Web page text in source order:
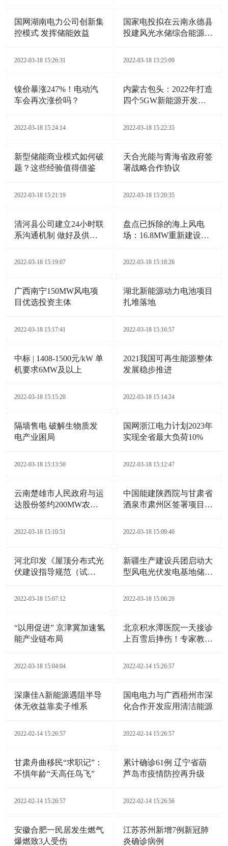
国网湖南电力公司创新集
控模式 发挥储能效益
2022-03-18 15:26:31
国家电投拟在云南永德县
投建风光水储综合能源电
2022-03-18 15:25:09
镍价暴涨247%！电动汽
车会再次涨价吗？
2022-03-18 15:24:14
内蒙古包头：2022年打造
四个5GW新能源开发基
2022-03-18 15:22:35
新型储能商业模式如何破
题？这些经验值得借鉴
2022-03-18 15:21:19
天合光能与青海省政府签
署战略合作协议
2022-03-18 15:20:35
清河县公司建立24小时联
系沟通机制 做好及供电
2022-03-18 15:19:07
盘点已拆除的海上风电
场：16.8MW重新建设
2022-03-18 15:18:26
广西南宁150MW风电项
目优选投资主体
2022-03-18 15:17:41
湖北新能源动力电池项目
扎堆落地
2022-03-18 15:16:57
中标 | 1408-1500元/kW 单
机要求6MW及以上
2022-03-18 15:15:20
2021我国可再生能源整体
发展稳步推进
2022-03-18 15:14:24
隔墙售电 破解生物质发
电产业困局
2022-03-18 15:13:50
国网浙江电力计划2023年
实现全省最大负荷10%
2022-03-18 15:12:47
云南楚雄市人民政府与运
达股份签约200MW农业
2022-03-18 15:10:51
中国能建陕西院与甘肃省
酒泉市肃州区签署项目合
2022-03-18 15:09:40
河北印发《屋顶分布式光
伏建设指导规范（试
2022-03-18 15:07:12
新疆生产建设兵团启动大
型风电光伏发电基地储备
2022-03-18 15:06:20
“以用促进” 京津冀加速氢
能产业链布局
2022-03-18 15:04:04
北京积水潭医院一天接诊
上百雪后摔伤！专家教您
2022-02-14 15:26:57
深康佳A新能源遇阻半导
体无收益靠卖子维系
2022-02-14 15:26:57
国电电力与广西梧州市深
化合作开发应用清洁能源
2022-02-14 15:26:57
甘肃舟曲移民“求职记”：
不惧年龄“天高任鸟飞”
2022-02-14 15:26:57
累计确诊61例 辽宁省葫
芦岛市疫情防控再升级
2022-02-14 15:26:56
安徽合肥一民居发生燃气
爆燃致3人受伤
江苏苏州新增7例新冠肺
炎确诊病例